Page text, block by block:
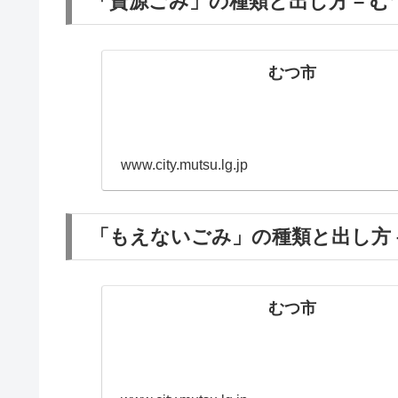
むつ市
www.city.mutsu.lg.jp
「もえないごみ」の種類と出し
むつ市